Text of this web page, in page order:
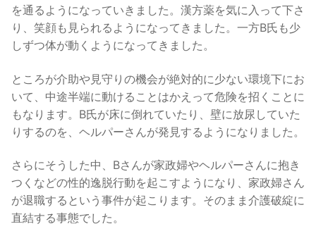
を通るようになっていきました。漢方薬を気に入って下さ
り、笑顔も見られるようになってきました。一方B氏も少
しずつ体が動くようになってきました。
ところが介助や見守りの機会が絶対的に少ない環境下にお
いて、中途半端に動けることはかえって危険を招くことに
もなります。B氏が床に倒れていたり、壁に放尿していた
りするのを、ヘルパーさんが発見するようになりました。
さらにそうした中、Bさんが家政婦やヘルパーさんに抱き
つくなどの性的逸脱行動を起こすようになり、家政婦さん
が退職するという事件が起こります。そのまま介護破綻に
直結する事態でした。